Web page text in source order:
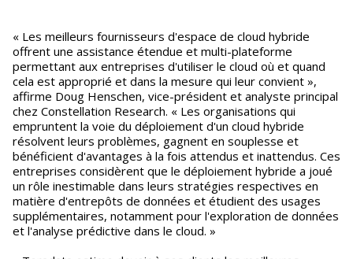
« Les meilleurs fournisseurs d'espace de cloud hybride
offrent une assistance étendue et multi-plateforme
permettant aux entreprises d'utiliser le cloud où et quand
cela est approprié et dans la mesure qui leur convient »,
affirme Doug Henschen, vice-président et analyste principal
chez Constellation Research. « Les organisations qui
empruntent la voie du déploiement d'un cloud hybride
résolvent leurs problèmes, gagnent en souplesse et
bénéficient d'avantages à la fois attendus et inattendus. Ces
entreprises considèrent que le déploiement hybride a joué
un rôle inestimable dans leurs stratégies respectives en
matière d'entrepôts de données et étudient des usages
supplémentaires, notamment pour l'exploration de données
et l'analyse prédictive dans le cloud. »